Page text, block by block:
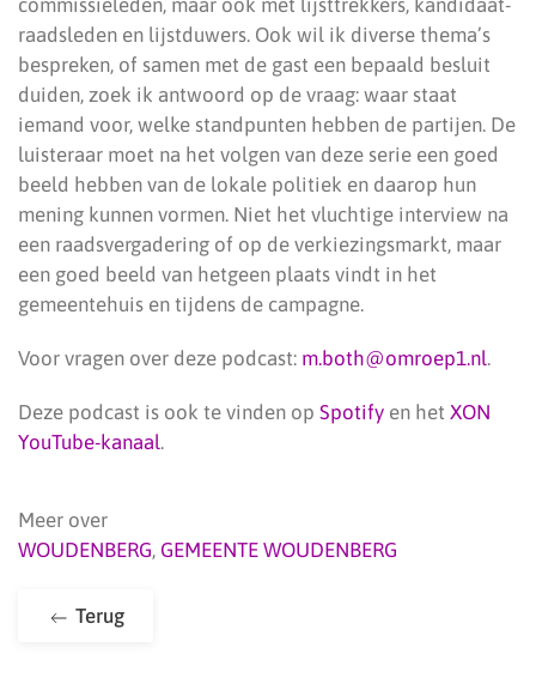
commissieleden, maar ook met lijsttrekkers, kandidaat-
raadsleden en lijstduwers. Ook wil ik diverse thema’s
bespreken, of samen met de gast een bepaald besluit
duiden, zoek ik antwoord op de vraag: waar staat
iemand voor, welke standpunten hebben de partijen. De
luisteraar moet na het volgen van deze serie een goed
beeld hebben van de lokale politiek en daarop hun
mening kunnen vormen. Niet het vluchtige interview na
een raadsvergadering of op de verkiezingsmarkt, maar
een goed beeld van hetgeen plaats vindt in het
gemeentehuis en tijdens de campagne.
Voor vragen over deze podcast: m.both@omroep1.nl.
Deze podcast is ook te vinden op Spotify en het XON
YouTube-kanaal.
Meer over
WOUDENBERG, GEMEENTE WOUDENBERG
Terug